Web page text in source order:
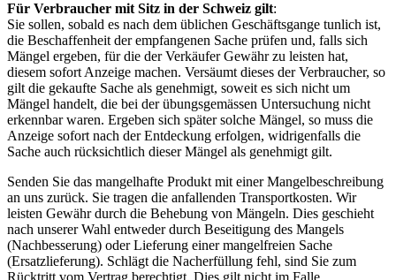
Für Verbraucher mit Sitz in der Schweiz gilt:
Sie sollen, sobald es nach dem üblichen Geschäftsgange tunlich ist,
die Beschaffenheit der empfangenen Sache prüfen und, falls sich
Mängel ergeben, für die der Verkäufer Gewähr zu leisten hat,
diesem sofort Anzeige machen. Versäumt dieses der Verbraucher, so
gilt die gekaufte Sache als genehmigt, soweit es sich nicht um
Mängel handelt, die bei der übungsgemässen Untersuchung nicht
erkennbar waren. Ergeben sich später solche Mängel, so muss die
Anzeige sofort nach der Entdeckung erfolgen, widrigenfalls die
Sache auch rücksichtlich dieser Mängel als genehmigt gilt.
Senden Sie das mangelhafte Produkt mit einer Mangelbeschreibung
an uns zurück. Sie tragen die anfallenden Transportkosten. Wir
leisten Gewähr durch die Behebung von Mängeln. Dies geschieht
nach unserer Wahl entweder durch Beseitigung des Mangels
(Nachbesserung) oder Lieferung einer mangelfreien Sache
(Ersatzlieferung). Schlägt die Nacherfüllung fehl, sind Sie zum
Rücktritt vom Vertrag berechtigt. Dies gilt nicht im Falle